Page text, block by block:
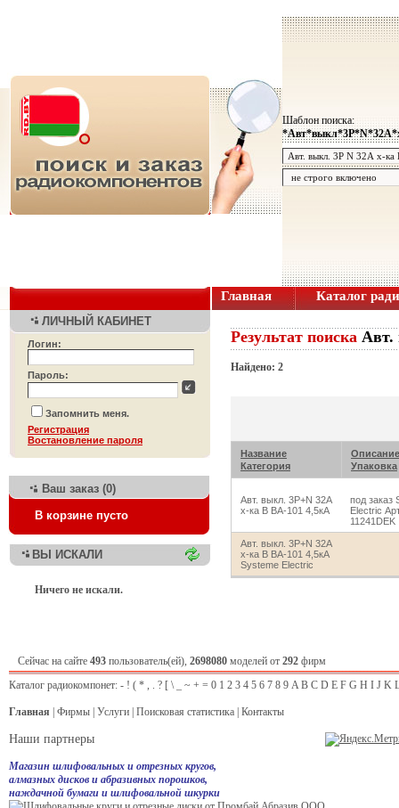
Шаблон поиска:
Главная Каталог
ЛИЧНЫЙ КАБИНЕТ
Логин:
Пароль:
Запомнить меня.
Регистрация
Bостановление пароля
Ваш заказ (0)
В корзине пусто
ВЫ ИСКАЛИ
Ничего не искали.
Результат поиска Авт.
Найдено: 2
Название
Категория
Описание
Упаковка
Авт. выкл. 3P+N 32А
х-ка B ВА-101 4,5кА
под заказ
Electric
11241DEK
Авт. выкл. 3P+N 32А
х-ка B ВА-101 4,5кА
Systeme Electric
Сейчас на сайте 493 пользователь(ей), 2698080 моделей от 292 фирм
Каталог радиокомпонет: - ! ( * , . ? [ \ ~ + = 0 1 2 3 4 5 6 7 8 9 A B C D E F G H I J K
Главная Фирмы Услуги Поисковая статистика Контакты
Наши партнеры
Магазин шлифовальных и отрезных кругов,
алмазных дисков и абразивных порошков,
наждачной бумаги и шлифовальной шкурки